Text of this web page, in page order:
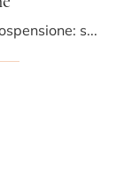
Illuminazione moderna e lampade a sospensione: scopri di più sulla lampada Charlotte Sospensione in metallo che ti proponiamo.